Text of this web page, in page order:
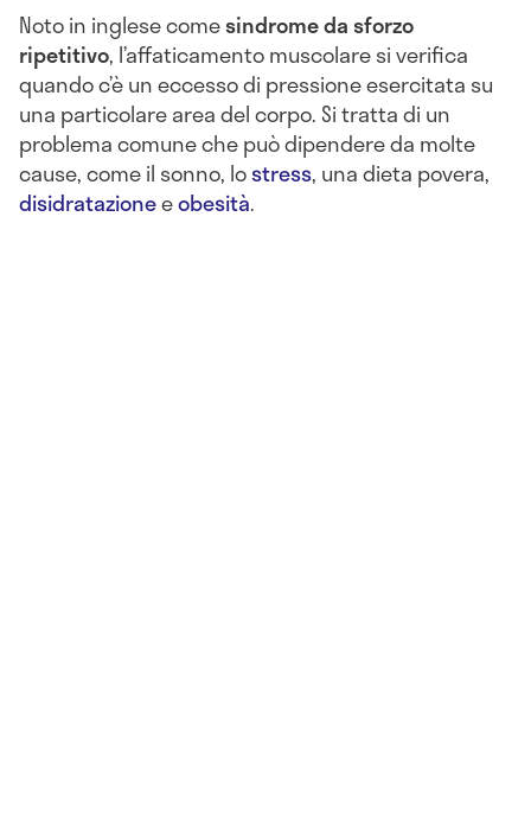
Noto in inglese comesindrome da sforzo
ripetitivo, l’affaticamento muscolare si verifica
quando c’è un eccesso di pressione esercitata su
una particolare area del corpo. Si tratta di un
problema comune che può dipendere da molte
cause, come il sonno, lostress, una dieta povera,
disidratazioneeobesità.